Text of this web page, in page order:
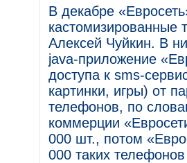
В декабре
кастомизированные
Алексей Чуйкин. В
java-приложение
доступа к sms-
картинки, игры) от
телефонов, по
коммерции
000 шт., потом
000 таких